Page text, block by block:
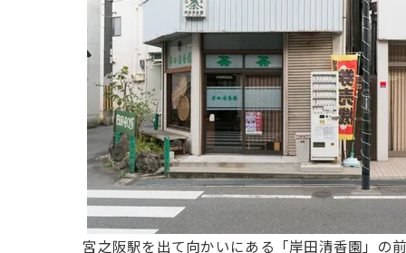
宮之阪駅を出て向かいにある「岸田清香園」の